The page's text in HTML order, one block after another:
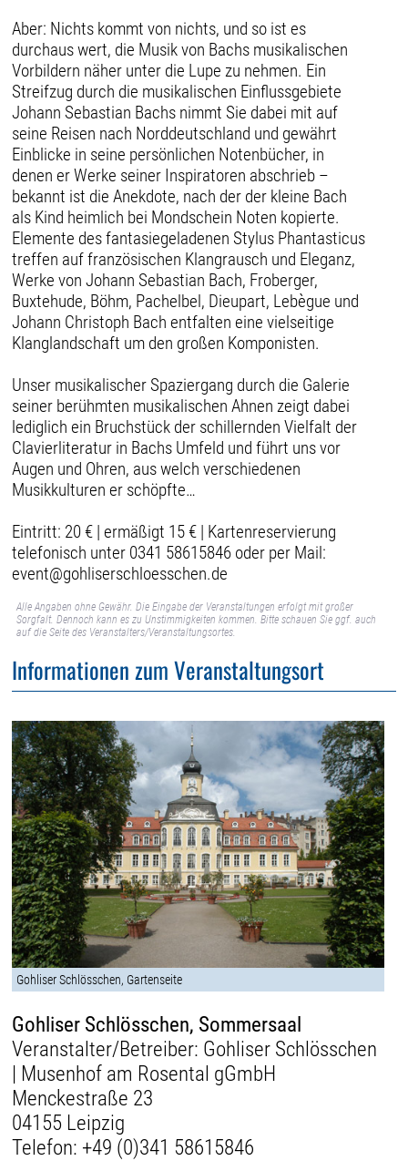
Aber: Nichts kommt von nichts, und so ist es
durchaus wert, die Musik von Bachs musikalischen
Vorbildern näher unter die Lupe zu nehmen. Ein
Streifzug durch die musikalischen Einflussgebiete
Johann Sebastian Bachs nimmt Sie dabei mit auf
seine Reisen nach Norddeutschland und gewährt
Einblicke in seine persönlichen Notenbücher, in
denen er Werke seiner Inspiratoren abschrieb –
bekannt ist die Anekdote, nach der der kleine Bach
als Kind heimlich bei Mondschein Noten kopierte.
Elemente des fantasiegeladenen Stylus Phantasticus
treffen auf französischen Klangrausch und Eleganz,
Werke von Johann Sebastian Bach, Froberger,
Buxtehude, Böhm, Pachelbel, Dieupart, Lebègue und
Johann Christoph Bach entfalten eine vielseitige
Klanglandschaft um den großen Komponisten.
Unser musikalischer Spaziergang durch die Galerie
seiner berühmten musikalischen Ahnen zeigt dabei
lediglich ein Bruchstück der schillernden Vielfalt der
Clavierliteratur in Bachs Umfeld und führt uns vor
Augen und Ohren, aus welch verschiedenen
Musikkulturen er schöpfte…
Eintritt: 20 € | ermäßigt 15 € | Kartenreservierung
telefonisch unter 0341 58615846 oder per Mail:
event@gohliserschloesschen.de
Alle Angaben ohne Gewähr. Die Eingabe der Veranstaltungen erfolgt mit großer
Sorgfalt. Dennoch kann es zu Unstimmigkeiten kommen. Bitte schauen Sie ggf. auch
auf die Seite des Veranstalters/Veranstaltungsortes.
Informationen zum Veranstaltungsort
Gohliser Schlösschen, Gartenseite
Gohliser Schlösschen, Sommersaal
Veranstalter/Betreiber: Gohliser Schlösschen
| Musenhof am Rosental gGmbH
Menckestraße 23
04155 Leipzig
Telefon: +49 (0)341 58615846